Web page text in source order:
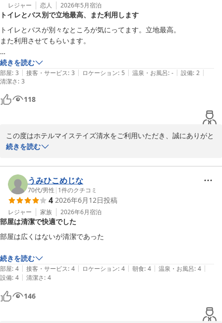
ホテルマイステイズ清水　フロント
ホテルマイステイズ清水
2026-07-28
レジャー 恋人 2026年5月宿泊
トイレとバス別で立地最高、また利用します
トイレとバスが別々なところが気にってます。立地最高。
また利用させてもらいます。
続きを読む
部屋: 3 | 接客・サービス: 3 | ロケーション: 5 | 温泉・お風呂: - | 設備: 2 |
清潔さ: 3
118
この度はホテルマイステイズ清水をご利用いただき、誠にありがと
うございます。
しく思います。
当館は浴槽と洗い場が別になっており、トイレも独立しているのは
ビジネスホテルでは珍しく、多くのお客様にお喜び頂いておりま
す。
お客様もお気に召して頂けたようで大変嬉しく存じます。
また機会がございましたらホテルマイステイズ清水をぜひご利用く
ださいませ。
ホテルマイステイズ清水　フロント
ホテルマイステイズ清水
続きを読む
うみひこめじな
70代/男性 | 1件のクチコミ
4 2026年6月12日投稿
レジャー 家族 2026年6月宿泊
部屋は清潔で快適でした
部屋は広くはないが清潔であった
続きを読む
部屋: 4 | 接客・サービス: 4 | ロケーション: 4 | 朝食: 4 | 温泉・お風呂: 4 |
設備: 4 | 清潔さ: 4
146